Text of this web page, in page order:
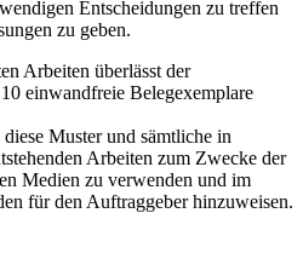
Entscheidungen zu treffen
zu geben.
Arbeiten überlässt der
einwandfreie Belegexemplare
Muster und sämtliche in
Arbeiten zum Zwecke der
Medien zu verwenden und im
für den Auftraggeber hinzuweisen.